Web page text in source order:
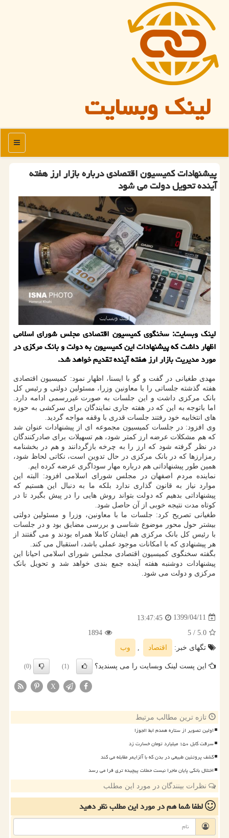
لینک وبسایت
منو
پیشنهادات كمیسیون اقتصادی درباره بازار ارز هفته
آینده تحویل دولت می شود
لینك وبسایت: سخنگوی كمیسیون اقتصادی مجلس شورای اسلامی
اظهار داشت كه پیشنهادات این كمیسیون به دولت و بانك مركزی در
مورد مدیریت بازار ارز هفته آینده تقدیم خواهد شد.
مهدی طغیانی در گفت و گو با ایسنا، اظهار نمود: کمیسیون اقتصادی
هفته گذشته جلساتی را با معاونین وزرا، مسئولین دولتی و رئیس کل
بانک مرکزی داشت و این جلسات به صورت غیررسمی ادامه دارد.
اما باتوجه به این که در هفته جاری نمایندگان برای سرکشی به حوزه
های انتخابیه خود رفتند جلسات قدری با وقفه مواجه گردید.
وی افزود: در جلسات کمیسیون مجموعه ای از پیشنهادات عنوان شد
که هم مشکلات عرضه ارز کمتر شود، هم تسهیلات برای صادرکنندگان
در نظر گرفته شود که ارز را به چرخه بازگردانند و هم در بخشنامه
رمزارزها که در بانک مرکزی در حال تدوین است، نکاتی لحاظ شود،
همین طور پیشنهاداتی هم درباره مهار سوداگری عرضه کرده ایم.
نماینده مردم اصفهان در مجلس شورای اسلامی افزود: البته این
موارد نیاز به قانون گذاری ندارد بلکه ما به دنبال این هستیم که
پیشنهاداتی بدهیم که دولت بتواند روش هایی را در پیش بگیرد تا در
کوتاه مدت نتیجه خوبی از آن حاصل شود.
طغیانی تصریح کرد: جلسات ما با معاونین، وزرا و مسئولین دولتی
بیشتر حول محور موضوع شناسی و بررسی مضایق بود و در جلسات
با رئیس کل بانک مرکزی هم ایشان کاملا همراه بودند و می گفتند از
هر پیشنهادی که با امکانات موجود عملی باشد، استقبال می کند.
بگفته سخنگوی کمیسیون اقتصادی مجلس شورای اسلامی احیانا این
پیشنهادات دوشنبه هفته آینده جمع بندی خواهد شد و تحویل بانک
مرکزی و دولت می شود.
1399/04/11
13:47:45
5.0
/ 5
1894
تگهای خبر:
اقتصاد وب
این پست لینک وبسایت را می پسندید؟ (1)
(0)
X
تازه ترین مطالب مرتبط
اولین تصویر از ستاره همدم ابط الجوزا
سرقت کابل ۱۵۰ میلیارد تومان خسارت زد
کشف پروتئین طبیعی در بدن که با آلزایمر مقابله می کند
اختلال بانکی پایان ماجرا نیست حملات پیچیده تری فرا می رسد
نظرات بینندگان در مورد این مطلب
لطفا شما همدر مورد این مطلبنظر دهید